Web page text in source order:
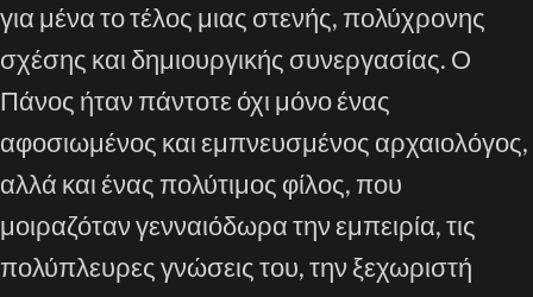
για μένα το τέλος μιας στενής, πολύχρονης
σχέσης και δημιουργικής συνεργασίας. Ο
Πάνος ήταν πάντοτε όχι μόνο ένας
αφοσιωμένος και εμπνευσμένος αρχαιολόγος,
αλλά και ένας πολύτιμος φίλος, που
μοιραζόταν γενναιόδωρα την εμπειρία, τις
πολύπλευρες γνώσεις του, την ξεχωριστή